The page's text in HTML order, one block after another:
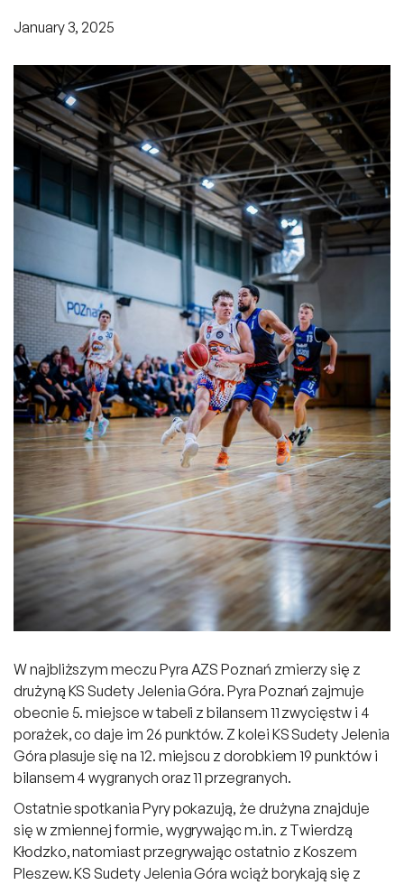
January 3, 2025
W najbliższym meczu Pyra AZS Poznań zmierzy się z
drużyną KS Sudety Jelenia Góra. Pyra Poznań zajmuje
obecnie 5. miejsce w tabeli z bilansem 11 zwycięstw i 4
porażek, co daje im 26 punktów. Z kolei KS Sudety Jelenia
Góra plasuje się na 12. miejscu z dorobkiem 19 punktów i
bilansem 4 wygranych oraz 11 przegranych.
Ostatnie spotkania Pyry pokazują, że drużyna znajduje
się w zmiennej formie, wygrywając m.in. z Twierdzą
Kłodzko, natomiast przegrywając ostatnio z Koszem
Pleszew. KS Sudety Jelenia Góra wciąż borykają się z